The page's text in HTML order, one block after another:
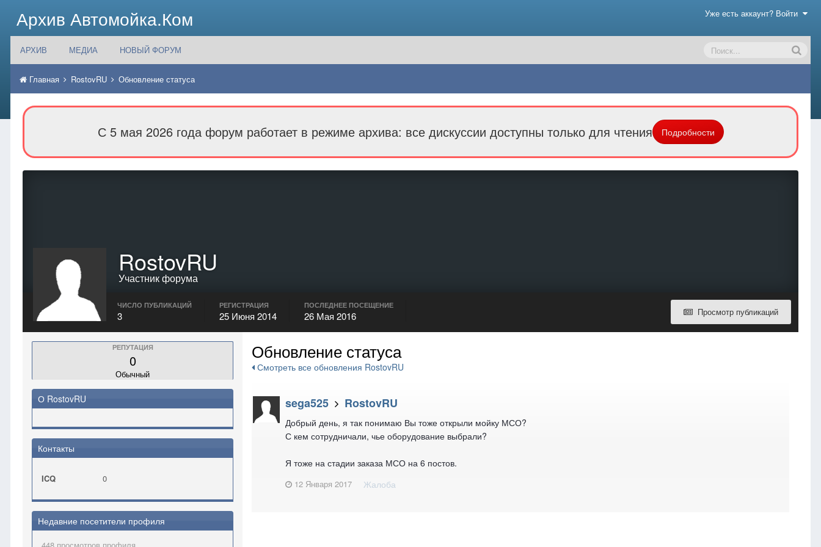
Архив Автомойка.Ком Уже есть аккаунт? Войти
АРХИВ МЕДИА НОВЫЙ ФОРУМ
Главная RostovRU Обновление статуса
С 5 мая 2026 года форум работает в режиме архива: все дискуссии доступны только для чтения Подробности
RostovRU
Участник форума
Просмотр публикаций
ЧИСЛО ПУБЛИКАЦИЙ
3
РЕГИСТРАЦИЯ
25 Июня 2014
ПОСЛЕДНЕЕ ПОСЕЩЕНИЕ
26 Мая 2016
РЕПУТАЦИЯ
0
Обычный
О RostovRU
Контакты
ICQ 0
Недавние посетители профиля
Обновление статуса
Смотреть все обновления RostovRU
sega525 RostovRU
Добрый день, я так понимаю Вы тоже открыли мойку МСО?
С кем сотрудничали, чье оборудование выбрали?
Я тоже на стадии заказа МСО на 6 постов.
12 Января 2017 Жалоба